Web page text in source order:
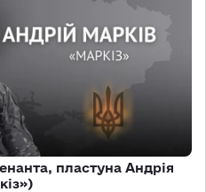
пластуна Андрія